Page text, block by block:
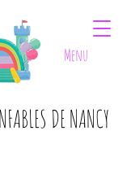
DE NANCY
DE NANCY
Menu